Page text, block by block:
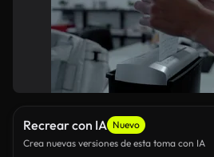
Recrear con IA Nuevo
Crea nuevas versiones de esta toma con IA